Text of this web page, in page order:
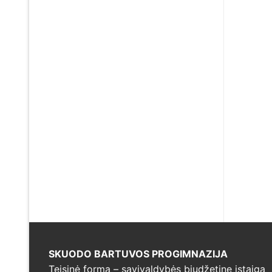
SKUODO BARTUVOS PROGIMNAZIJA
Teisinė forma – savivaldybės biudžetine įstaiga